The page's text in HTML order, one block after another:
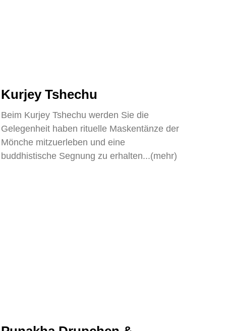
Kurjey Tshechu
Beim Kurjey Tshechu werden Sie die
Gelegenheit haben rituelle Maskentänze der
Mönche mitzuerleben und eine
buddhistische Segnung zu erhalten...(mehr)